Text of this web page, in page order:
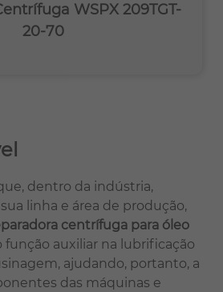
WSPX 209TGT-
20-70
dentro da indústria,
linha e área de produção,
centrífuga para óleo
função auxiliar na lubrificação
ajudando, portanto, a
das máquinas e